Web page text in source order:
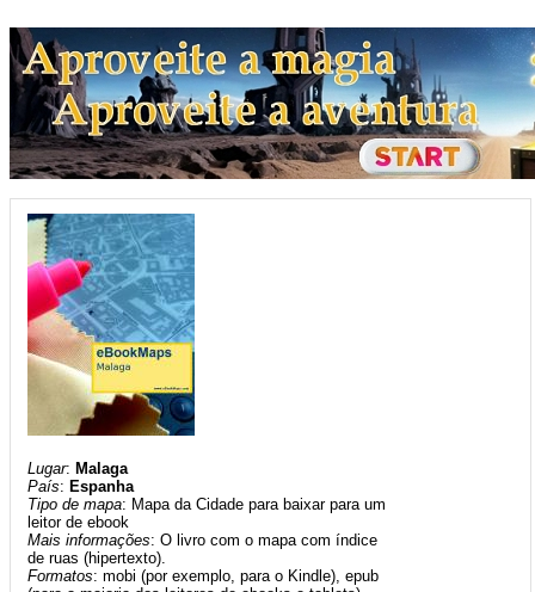
Lugar: Malaga
País: Espanha
Tipo de mapa: Mapa da Cidade para baixar para um
leitor de ebook
Mais informações: O livro com o mapa com índice
de ruas (hipertexto).
Formatos: mobi (por exemplo, para o Kindle), epub